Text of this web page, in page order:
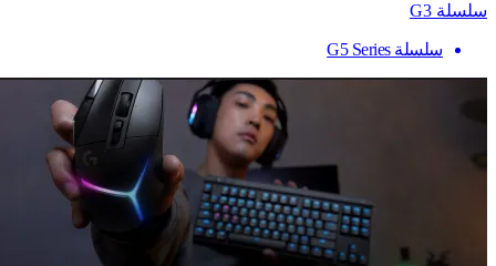
سلسلة G3
سلسلة G5 Series